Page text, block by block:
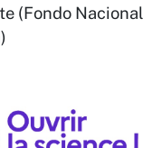
(Fondo Nacional